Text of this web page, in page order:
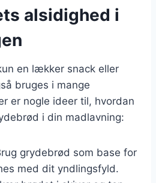
alsidighed i
en lækker snack eller
bruges i mange
er nogle ideer til, hvordan
i din madlavning:
grydebrød som base for
med dit yndlingsfyld.